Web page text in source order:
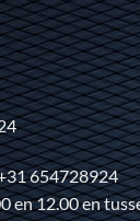
654728924
en 12.00 en